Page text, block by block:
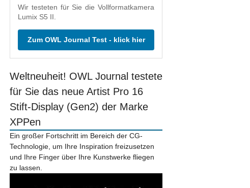
Wir testeten für Sie die Vollformatkamera
Lumix S5 II.
Zum OWL Journal Test - klick hier
Weltneuheit! OWL Journal testete
für Sie das neue Artist Pro 16
Stift-Display (Gen2) der Marke
XPPen
Ein großer Fortschritt im Bereich der CG-
Technologie, um Ihre Inspiration freizusetzen
und Ihre Finger über Ihre Kunstwerke fliegen
zu lassen.